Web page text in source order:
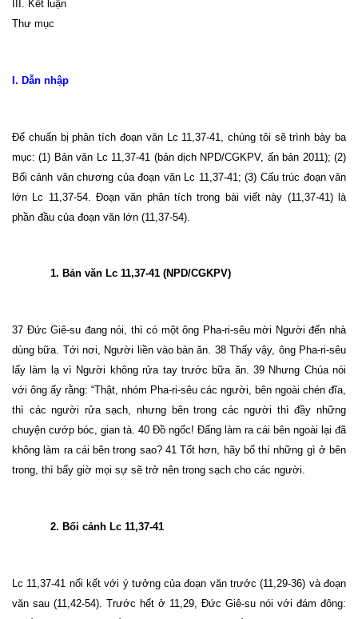
III. Kết luận
Thư mục
I. Dẫn nhập
Để chuẩn bị phân tích đoạn văn Lc 11,37-41, chúng tôi sẽ trình bày ba
mục: (1) Bản văn Lc 11,37-41 (bản dịch NPD/CGKPV, ấn bản 2011); (2)
Bối cảnh văn chương của đoạn văn Lc 11,37-41; (3) Cấu trúc đoạn văn
lớn Lc 11,37-54. Đoạn văn phân tích trong bài viết này (11,37-41) là
phần đầu của đoạn văn lớn (11,37-54).
1. Bản văn Lc 11,37-41 (NPD/CGKPV)
37 Đức Giê-su đang nói, thì có một ông Pha-ri-sêu mời Người đến nhà
dùng bữa. Tới nơi, Người liền vào bàn ăn. 38Thấy vậy, ông Pha-ri-sêu
lấy làm lạ vì Người không rửa tay trước bữa ăn. 39Nhưng Chúa nói
với ông ấy rằng: “Thật, nhóm Pha-ri-sêu các người, bên ngoài chén đĩa,
thì các người rửa sạch, nhưng bên trong các người thì đầy những
chuyện cướp bóc, gian tà. 40 Đồ ngốc! Đấng làm ra cái bên ngoài lại đã
không làm ra cái bên trong sao? 41Tốt hơn, hãy bố thí những gì ở bên
trong, thì bấy giờ mọi sự sẽ trở nên trong sạch cho các người.
2. Bối cảnh Lc 11,37-41
Lc 11,37-41 nối kết với ý tưởng của đoạn văn trước (11,29-36) và đoạn
văn sau (11,42-54). Trước hết ở 11,29, Đức Giê-su nói với đám đông: